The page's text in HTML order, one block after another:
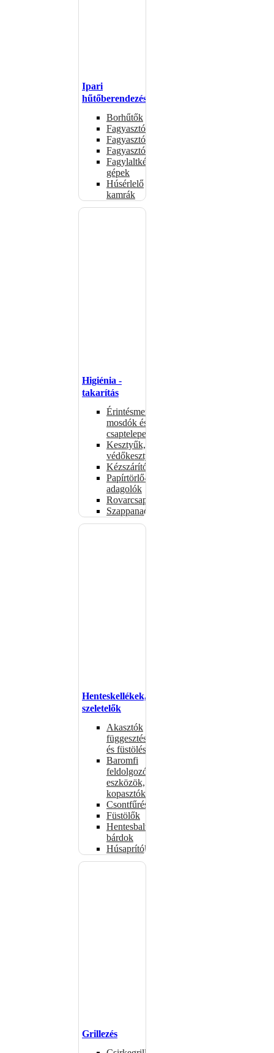
Ipari
hűtőberendezések
Borhűtők
Fagyasztóasztalok
Fagyasztóládák
Fagyasztószekrények
Fagylaltkészítő
gépek
Húsérlelő
kamrák
Higiénia -
takarítás
Érintésmentes
mosdók és
csaptelepek
Kesztyűk,
védőkesztyűk
Kézszárítók
Papírtörlő-
adagolók
Rovarcsapdák
Szappanadagolók
Henteskellékek,
szeletelők
Akasztók
függesztéshez
és füstöléshez
Baromfi
feldolgozó
eszközök,
kopasztók
Csontfűrészek
Füstölők
Hentesbalták,
bárdok
Húsaprítók
Grillezés